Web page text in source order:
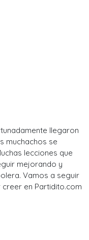
llegaron
muchachos se
lecciones que
mejorando y
Vamos a seguir
en Partidito.com